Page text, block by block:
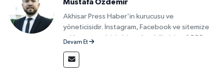
Mustafa Özdemir
Akhisar Press Haber'in kurucusu ve
yöneticisidir. İnstagram, Facebook ve sitemize
reklam vermek için bize ulaşabilirsiniz - 0555
Devam Et
Akhisar Emlak